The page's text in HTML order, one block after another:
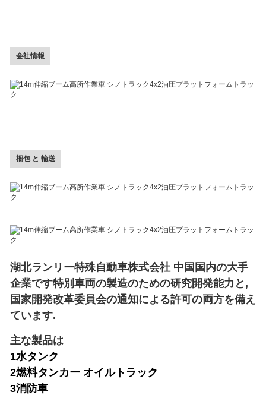
会社情報
梱包 と 輸送
湖北ランリー特殊自動車株式会社 中国国内の大手
企業です特別車両の製造のための研究開発能力と,
国家開発改革委員会の通知による許可の両方を備え
ています.
主な製品は
1水タンク
2燃料タンカー オイルトラック
3消防車